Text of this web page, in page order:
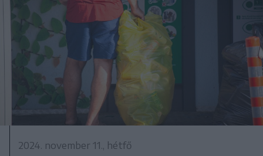
2024. november 11., hétfő